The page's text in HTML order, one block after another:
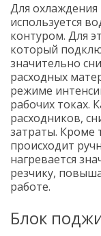
Для охлаждения
используется
контуром. Для
который
значительно
расходных
режиме
рабочих токах.
расходников,
затраты. Кроме
происходит
нагревается
резчику,
работе.
Блок